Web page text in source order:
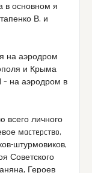
в основном я
В. и
на аэродром
и Крыма
– на аэродром в
личного
мacтepcтвo,
штурмовиков,
Советского
Героев